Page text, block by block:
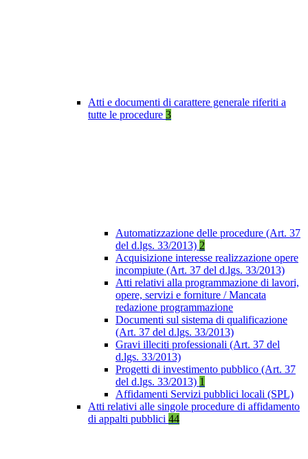
Atti e documenti di carattere generale riferiti a
tutte le procedure 3
Automatizzazione delle procedure (Art. 37
del d.lgs. 33/2013) 2
Acquisizione interesse realizzazione opere
incompiute (Art. 37 del d.lgs. 33/2013)
Atti relativi alla programmazione di lavori,
opere, servizi e forniture / Mancata
redazione programmazione
Documenti sul sistema di qualificazione
(Art. 37 del d.lgs. 33/2013)
Gravi illeciti professionali (Art. 37 del
d.lgs. 33/2013)
Progetti di investimento pubblico (Art. 37
del d.lgs. 33/2013) 1
Affidamenti Servizi pubblici locali (SPL)
Atti relativi alle singole procedure di affidamento
di appalti pubblici 44